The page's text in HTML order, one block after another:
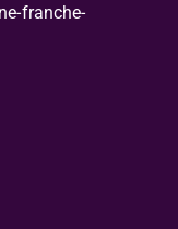
franche-